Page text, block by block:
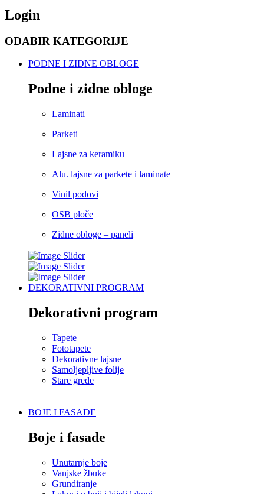
Login
ODABIR KATEGORIJE
PODNE I ZIDNE OBLOGE
Podne i zidne obloge
Laminati
Parketi
Lajsne za keramiku
Alu. lajsne za parkete i laminate
Vinil podovi
OSB ploče
Zidne obloge – paneli
DEKORATIVNI PROGRAM
Dekorativni program
Tapete
Fototapete
Dekorativne lajsne
Samoljepljive folije
Stare grede
BOJE I FASADE
Boje i fasade
Unutarnje boje
Vanjske žbuke
Grundiranje